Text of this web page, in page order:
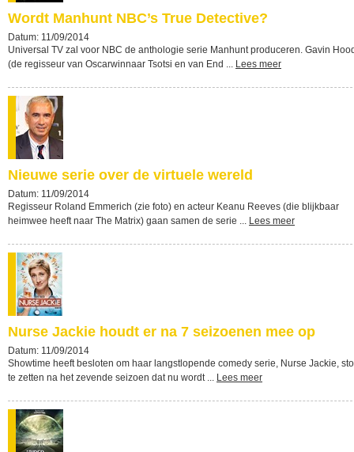
Wordt Manhunt NBC’s True Detective?
Datum: 11/09/2014
Universal TV zal voor NBC de anthologie serie Manhunt produceren. Gavin
(de regisseur van Oscarwinnaar Tsotsi en van End ... Lees meer
Nieuwe serie over de virtuele wereld
Datum: 11/09/2014
Regisseur Roland Emmerich (zie foto) en acteur Keanu Reeves (die blijkbaar
heimwee heeft naar The Matrix) gaan samen de serie ... Lees meer
Nurse Jackie houdt er na 7 seizoenen mee op
Datum: 11/09/2014
Showtime heeft besloten om haar langstlopende comedy serie, Nurse Jackie,
te zetten na het zevende seizoen dat nu wordt ... Lees meer